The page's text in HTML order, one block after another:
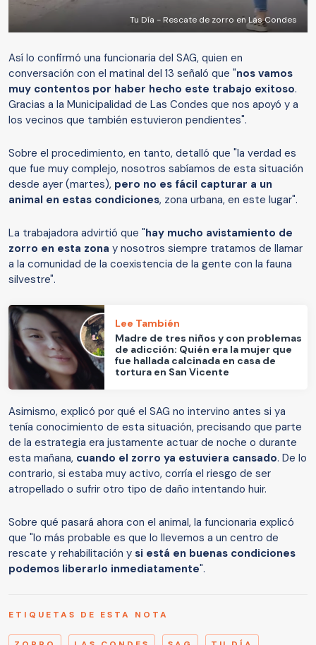
Tu Día - Rescate de zorro en Las Condes
Así lo confirmó una funcionaria del SAG, quien en
conversación con el matinal del 13 señaló que "nos vamos
muy contentos por haber hecho este trabajo exitoso.
Gracias a la Municipalidad de Las Condes que nos apoyó y a
los vecinos que también estuvieron pendientes".
Sobre el procedimiento, en tanto, detalló que "la verdad es
que fue muy complejo, nosotros sabíamos de esta situación
desde ayer (martes), pero no es fácil capturar a un
animal en estas condiciones, zona urbana, en este lugar".
La trabajadora advirtió que "hay mucho avistamiento de
zorro en esta zona y nosotros siempre tratamos de llamar
a la comunidad de la coexistencia de la gente con la fauna
silvestre".
Lee También
Madre de tres niños y con problemas
de adicción: Quién era la mujer que
fue hallada calcinada en casa de
tortura en San Vicente
Asimismo, explicó por qué el SAG no intervino antes si ya
tenía conocimiento de esta situación, precisando que parte
de la estrategia era justamente actuar de noche o durante
esta mañana, cuando el zorro ya estuviera cansado. De lo
contrario, si estaba muy activo, corría el riesgo de ser
atropellado o sufrir otro tipo de daño intentando huir.
Sobre qué pasará ahora con el animal, la funcionaria explicó
que "lo más probable es que lo llevemos a un centro de
rescate y rehabilitación y si está en buenas condiciones
podemos liberarlo inmediatamente".
ETIQUETAS DE ESTA NOTA